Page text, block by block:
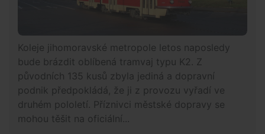
Koleje jihomoravské metropole letos naposledy
bude brázdit oblíbená tramvaj typu K2. Z
původních 135 kusů zbyla jediná a dopravní
podnik předpokládá, že ji z provozu vyřadí ve
druhém pololetí. Příznivci městské dopravy se
mohou těšit na oficiální...